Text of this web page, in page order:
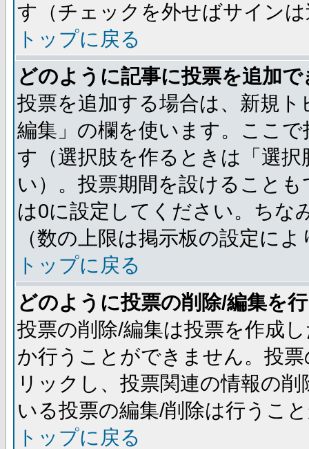
す（チェックを外せばサイン
トップに戻る
どのように記事に投票を追加
投票を追加する場合は、新規
編集」の欄を使います。ここ
す（選択肢を作るときは「選
い）。投票期間を設けること
は0に設定してください。ちな
（数の上限は掲示板の設定に
トップに戻る
どのように投票の削除/編集を
投票の削除/編集は投票を作成
か行うことができません。投
リックし、投票関連の情報の
いる投票の編集/削除は行うこ
トップに戻る